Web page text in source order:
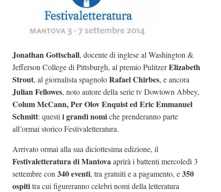
Case editrici
Giallo Stresa
Premio Chiara
Tabù Festival 2014
Salone di Torino
Marketing
Jonathan Gottschall, docente di inglese al Washington &
Jefferson College di Pittsburgh, al premio PulitzerElizabeth
Strout, al giornalista spagnoloRafael Chirbes, e ancora
Julian Fellowes, noto autore della serie tv Dowtown Abbey,
Colum McCann, Per Olov Enquist ed Eric Emmanuel
Schmitt: questi i grandi nomiche prenderanno parte
all’ormai storico Festivaletteratura.
Arrivato ormai alla sua diciottesima edizione, il
Festivaletteratura di Mantovaaprirà i battenti mercoledì 3
settembre con 340 eventi, tra gratuiti e a pagamento, e350
ospititra cui figureranno celebri nomi della letteratura